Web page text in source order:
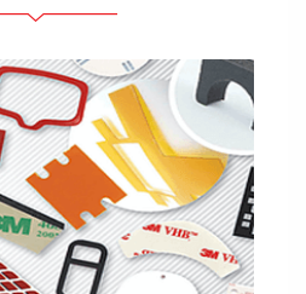
(elülső, tartó)
panelek
panelek
címkék